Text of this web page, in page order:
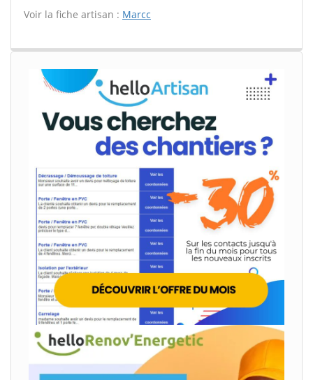
Voir la fiche artisan : Marcc